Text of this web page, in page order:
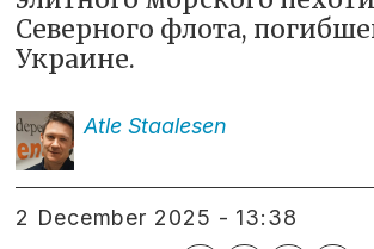
Северного флота,
Украине.
Atle Staalesen
2 December 2025 - 13:38